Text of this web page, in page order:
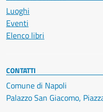
Luoghi
Eventi
Elenco libri
CONTATTI
Comune di Napoli
Palazzo San Giacomo,